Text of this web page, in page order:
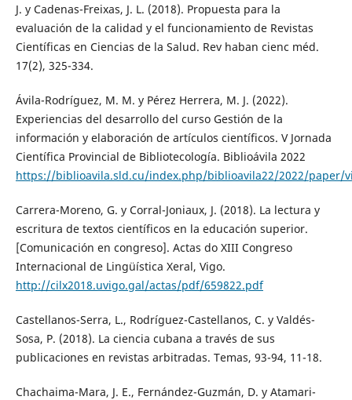
J. y Cadenas-Freixas, J. L. (2018). Propuesta para la
evaluación de la calidad y el funcionamiento de Revistas
Científicas en Ciencias de la Salud. Rev haban cienc méd.
17(2), 325-334.
Ávila-Rodríguez, M. M. y Pérez Herrera, M. J. (2022).
Experiencias del desarrollo del curso Gestión de la
información y elaboración de artículos científicos. V Jornada
Científica Provincial de Bibliotecología. Biblioávila 2022
https://biblioavila.sld.cu/index.php/biblioavila22/2022/paper/
Carrera-Moreno, G. y Corral-Joniaux, J. (2018). La lectura y
escritura de textos científicos en la educación superior.
[Comunicación en congreso]. Actas do XIII Congreso
Internacional de Lingüística Xeral, Vigo.
http://cilx2018.uvigo.gal/actas/pdf/659822.pdf
Castellanos-Serra, L., Rodríguez-Castellanos, C. y Valdés-
Sosa, P. (2018). La ciencia cubana a través de sus
publicaciones en revistas arbitradas. Temas, 93-94, 11-18.
Chachaima-Mara, J. E., Fernández-Guzmán, D. y Atamari-